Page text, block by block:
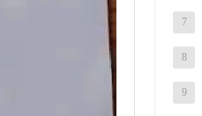
7
8
9